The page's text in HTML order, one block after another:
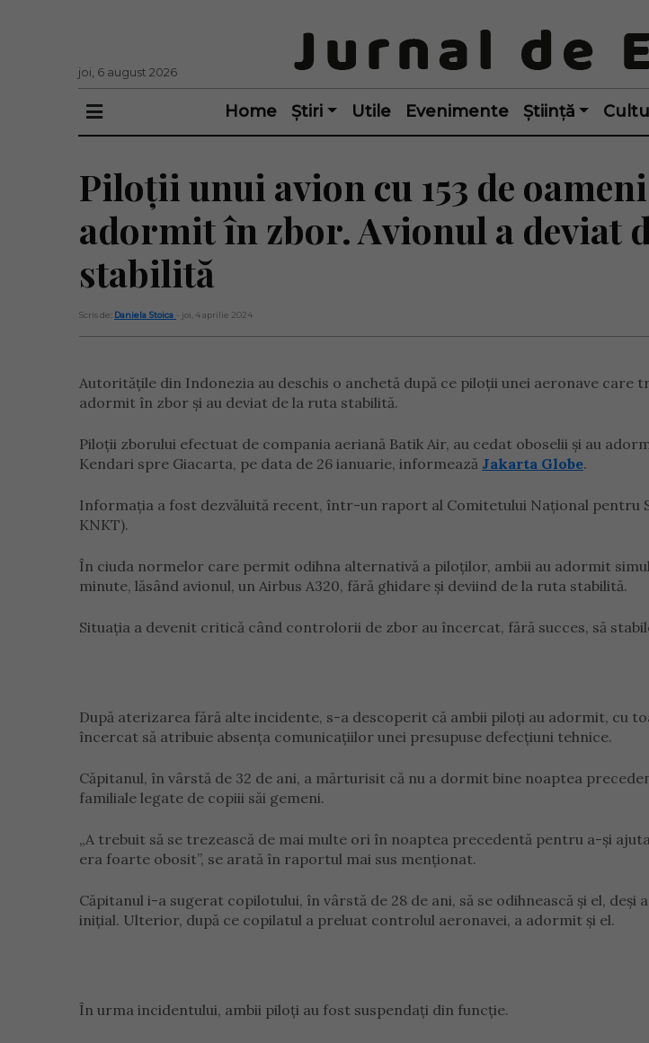
joi, 6 august 2026
Home Știri Utile Evenimente Știință
Piloții unui avion cu 153 de
adormit în zbor. Avionul a deviat
stabilită
Scris de: Daniela Stoica - joi, 4 aprilie 2024
Autoritățile din Indonezia au deschis o anchetă după ce piloţii unei aeronave care
adormit în zbor și au deviat de la ruta stabilită.
Piloții zborului efectuat de compania aeriană Batik Air, au cedat oboselii și au
Kendari spre Giacarta, pe data de 26 ianuarie, informează Jakarta Globe.
Informația a fost dezvăluită recent, într-un raport al Comitetului Național pentru
KNKT).
În ciuda normelor care permit odihna alternativă a piloților, ambii au adormit
minute, lăsând avionul, un Airbus A320, fără ghidare și deviind de la ruta stabilită.
Situația a devenit critică când controlorii de zbor au încercat, fără succes, să
După aterizarea fără alte incidente, s-a descoperit că ambii piloți au adormit, cu
încercat să atribuie absența comunicațiilor unei presupuse defecțiuni tehnice.
Căpitanul, în vârstă de 32 de ani, a mărturisit că nu a dormit bine noaptea
familiale legate de copiii săi gemeni.
„A trebuit să se trezească de mai multe ori în noaptea precedentă pentru a-și
era foarte obosit”, se arată în raportul mai sus menționat.
Căpitanul i-a sugerat copilotului, în vârstă de 28 de ani, să se odihnească și el, deși
inițial. Ulterior, după ce copilatul a preluat controlul aeronavei, a adormit și el.
În urma incidentului, ambii piloți au fost suspendați din funcție.